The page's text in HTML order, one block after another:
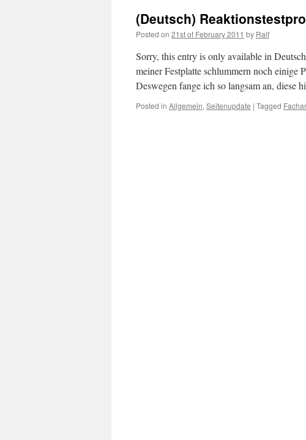
(Deutsch)
Posted on 21st of February 2011 by Ralf
Sorry, this entry is only available in
meiner Festplatte schlummern noch einige
Deswegen fange ich so langsam an, diese
Posted in Allgemein, Seitenupdate | Tagged